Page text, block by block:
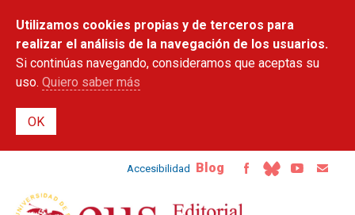
contenido
principal
Utilizamos cookies propias y de terceros para
realizar el análisis de la navegación de los usuarios.
Si continúas navegando, consideramos que aceptas su
uso. Quiero saber más
Accesibilidad Blog